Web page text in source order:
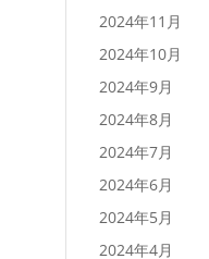
2024年11月
2024年10月
2024年9月
2024年8月
2024年7月
2024年6月
2024年5月
2024年4月